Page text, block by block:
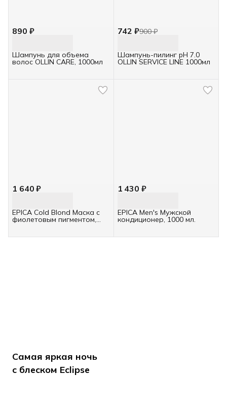
890 ₽
Шампунь для объема
волос OLLIN CARE, 1000мл
742 ₽900 ₽
Шампунь-пилинг pH 7.0
OLLIN SERVICE LINE 1000мл
1 640 ₽
EPICA Cold Blond Маска с
фиолетовым пигментом,
1 430 ₽
EPICA Men's Мужской
кондиционер, 1000 мл.
Самая яркая ночь
с блеском Eclipse